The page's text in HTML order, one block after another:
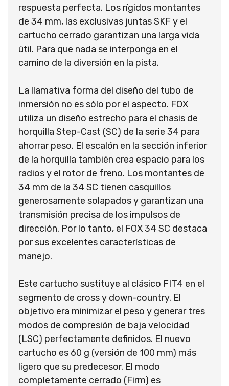
respuesta perfecta. Los rígidos montantes
de 34 mm, las exclusivas juntas SKF y el
cartucho cerrado garantizan una larga vida
útil. Para que nada se interponga en el
camino de la diversión en la pista.
La llamativa forma del diseño del tubo de
inmersión no es sólo por el aspecto. FOX
utiliza un diseño estrecho para el chasis de
horquilla Step-Cast (SC) de la serie 34 para
ahorrar peso. El escalón en la sección inferior
de la horquilla también crea espacio para los
radios y el rotor de freno. Los montantes de
34 mm de la 34 SC tienen casquillos
generosamente solapados y garantizan una
transmisión precisa de los impulsos de
dirección. Por lo tanto, el FOX 34 SC destaca
por sus excelentes características de
manejo.
Este cartucho sustituye al clásico FIT4 en el
segmento de cross y down-country. El
objetivo era minimizar el peso y generar tres
modos de compresión de baja velocidad
(LSC) perfectamente definidos. El nuevo
cartucho es 60 g (versión de 100 mm) más
ligero que su predecesor. El modo
completamente cerrado (Firm) es